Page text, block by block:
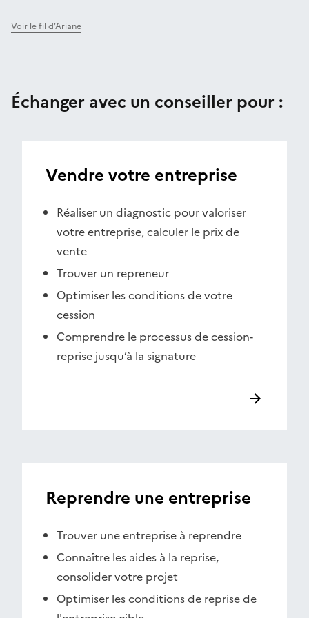
Voir le fil d’Ariane
Échanger avec un conseiller pour :
Vendre votre entreprise
Réaliser un diagnostic pour valoriser
votre entreprise, calculer le prix de
vente
Trouver un repreneur
Optimiser les conditions de votre
cession
Comprendre le processus de cession-
reprise jusqu’à la signature
Reprendre une entreprise
Trouver une entreprise à reprendre
Connaître les aides à la reprise,
consolider votre projet
Optimiser les conditions de reprise de